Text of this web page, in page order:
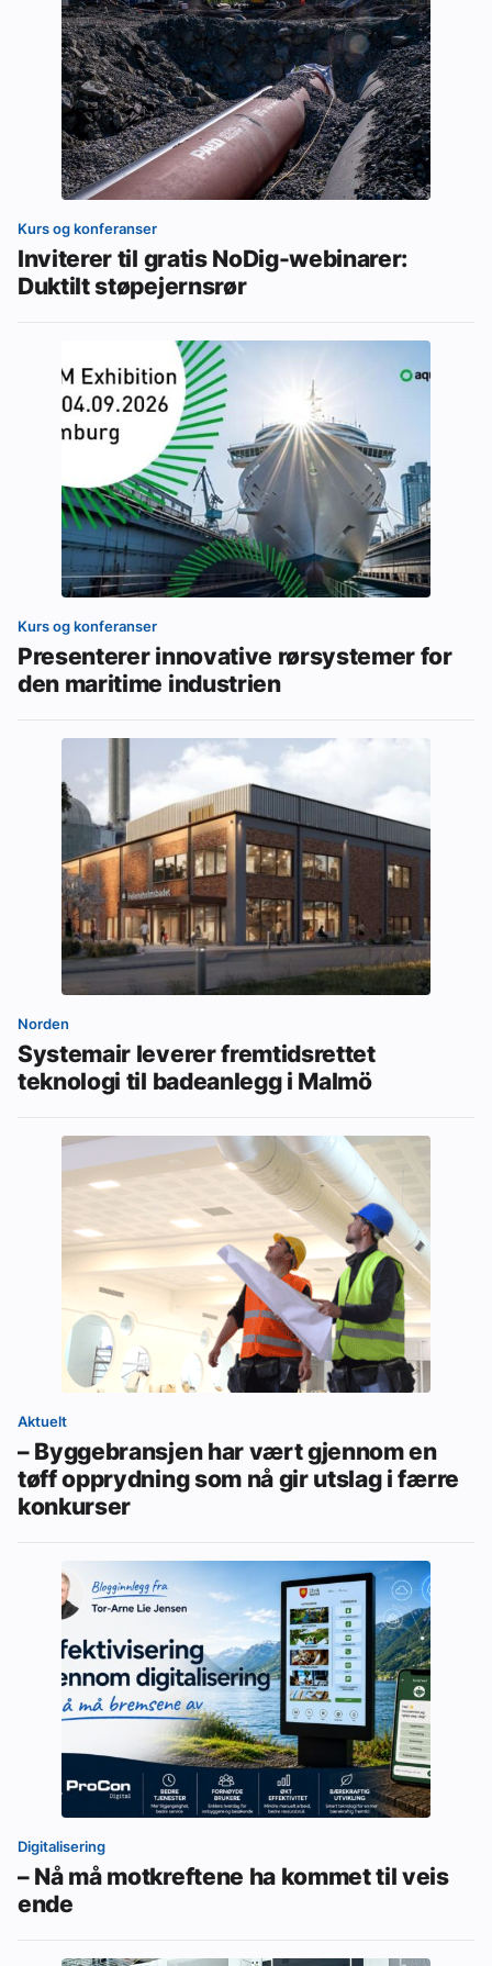
Kurs og konferanser
Inviterer til gratis NoDig-webinarer:
Duktilt støpejernsrør
Kurs og konferanser
Presenterer innovative rørsystemer for
den maritime industrien
Norden
Systemair leverer fremtidsrettet
teknologi til badeanlegg i Malmö
Aktuelt
– Byggebransjen har vært gjennom en
tøff opprydning som nå gir utslag i færre
konkurser
Digitalisering
– Nå må motkreftene ha kommet til veis
ende